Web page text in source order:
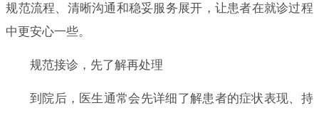
规范流程、清晰沟通和稳妥服务展开，让患者在就诊过程
中更安心一些。
规范接诊，先了解再处理
到院后，医生通常会先详细了解患者的症状表现、持